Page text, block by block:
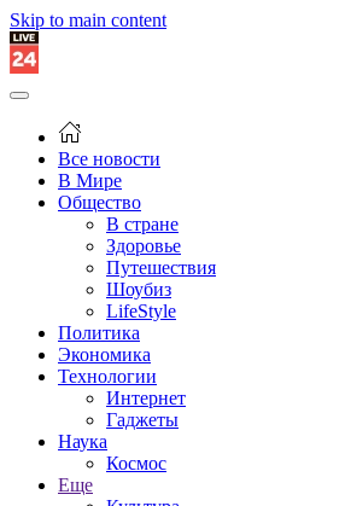
Skip to main content
Все новости
В Мире
Общество
В стране
Здоровье
Путешествия
Шоубиз
LifeStyle
Политика
Экономика
Технологии
Интернет
Гаджеты
Наука
Космос
Еще